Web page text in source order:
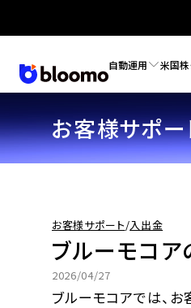
お客様サポー
お客様サポート/入出金
ブルーモコア
2026/04/27
ブルーモコアでは、
自動運用 米国株